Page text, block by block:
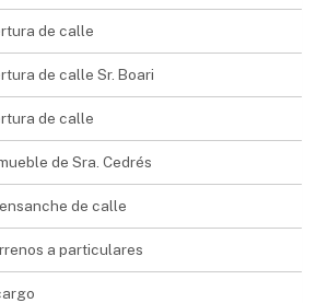
de calle
de calle Sr. Boari
de calle
de Sra. Cedrés
de calle
a particulares